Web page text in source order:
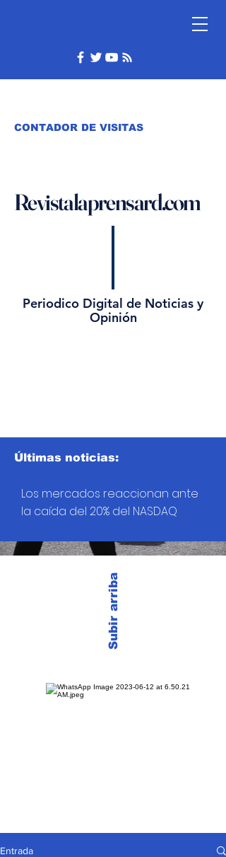
CONTADOR DE VISITAS
Revistalaprensard.com
Periodico Digital de Noticias y
Opinión
Subir arriba
Últimas noticias:
Los mercados reaccionan ante
la caída del 20% del NASDAQ
Entrada